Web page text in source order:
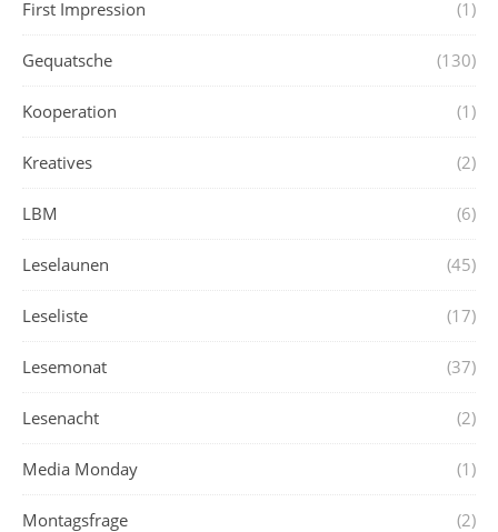
First Impression (1)
Gequatsche (130)
Kooperation (1)
Kreatives (2)
LBM (6)
Leselaunen (45)
Leseliste (17)
Lesemonat (37)
Lesenacht (2)
Media Monday (1)
Montagsfrage (2)